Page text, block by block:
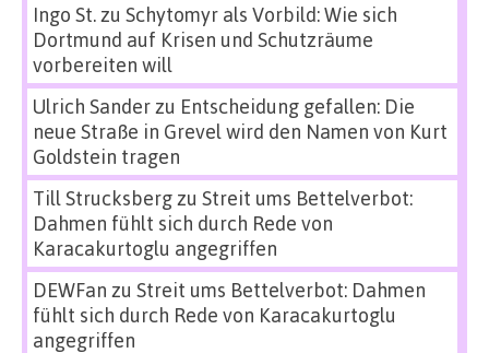
Ingo St.zu Schytomyr als Vorbild: Wie sich
Dortmund auf Krisen und Schutzräume
vorbereiten will
Ulrich Sanderzu Entscheidung gefallen: Die
neue Straße in Grevel wird den Namen von Kurt
Goldstein tragen
Till Strucksbergzu Streit ums Bettelverbot:
Dahmen fühlt sich durch Rede von
Karacakurtoglu angegriffen
DEWFan zu Streit ums Bettelverbot: Dahmen
fühlt sich durch Rede von Karacakurtoglu
angegriffen